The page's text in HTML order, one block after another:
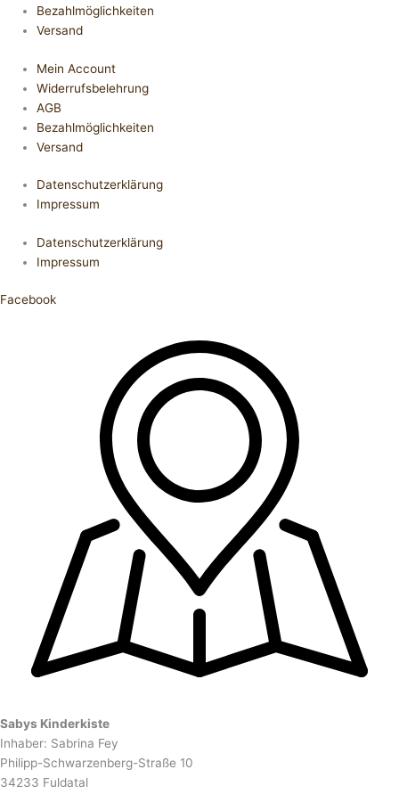
Bezahlmöglichkeiten
Versand
Mein Account
Widerrufsbelehrung
AGB
Bezahlmöglichkeiten
Versand
Datenschutzerklärung
Impressum
Datenschutzerklärung
Impressum
Facebook
Sabys Kinderkiste
Inhaber: Sabrina Fey
Philipp-Schwarzenberg-Straße 10
34233 Fuldatal